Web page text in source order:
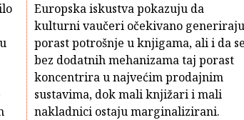
Europska iskustva pokazuju da
kulturni vaučeri očekivano generiraju
porast potrošnje u knjigama, ali i da se
bez dodatnih mehanizama taj porast
koncentrira u najvećim prodajnim
sustavima, dok mali knjižari i mali
nakladnici ostaju marginalizirani.